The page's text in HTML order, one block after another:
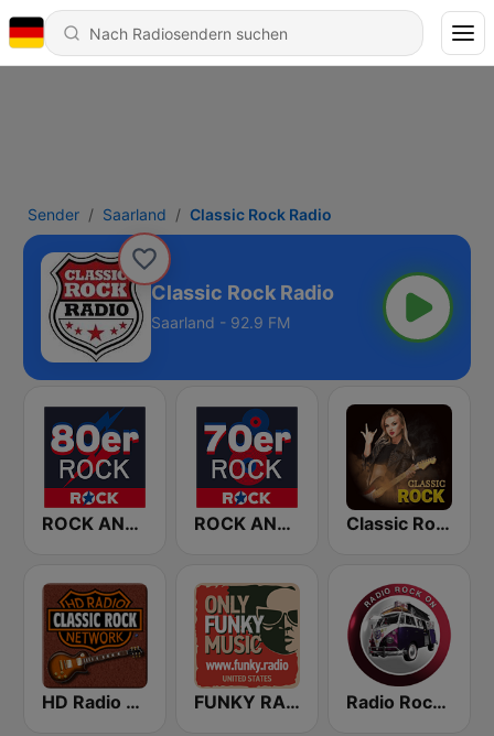
Sender Saarland Classic Rock Radio
Classic Rock Radio
Saarland - 92.9 FM
ROCK ANTENNE 80er Rock ROCK ANTENNE 70er Rock Classic Rock Station
HD Radio - Classic Rock FUNKY RADIO (USA) Radio Rock On